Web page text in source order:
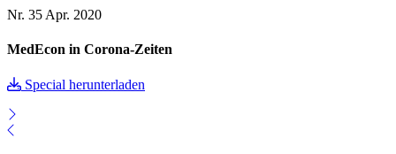
Nr. 35 Apr. 2020
MedEcon in Corona-Zeiten
Special herunterladen